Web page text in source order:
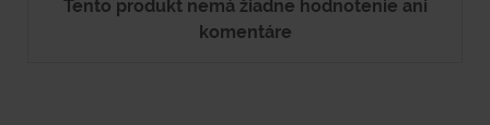
Tento produkt nemá žiadne hodnotenie ani
komentáre